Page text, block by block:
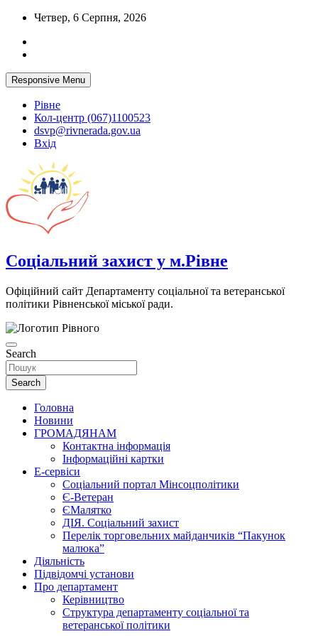
Skip
content
Четвер, 6 Серпня, 2026
Responsive Menu
Рівне
Кол-центр (067)1100523
dsvp@rivnerada.gov.ua
Вхід
Соціальний захист у м.Рівне
Офіційний сайт Департаменту соціальної та ветеранської
політики Рівненської міської ради.
Search
Search
Головна
Новини
ГРОМАДЯНАМ
Контактна інформація
Інформаційні картки
Е-сервіси
Соціальний портал Мінсоцполітики
Є-Ветеран
ЄМалятко
ДІЯ. Соціальний захист
Перелік торговельних майданчиків “Пакунок
малюка”
Діяльність
Підвідомчі установи
Про департамент
Керівництво
Структура департаменту соціальної та
ветеранської політики